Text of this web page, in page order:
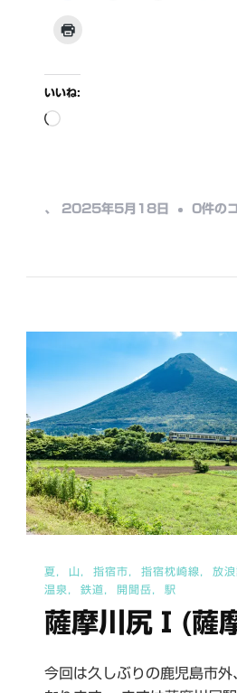
いいね:
読
中…
、 2025年5月18日 東
0件の
夏 山 指宿市 指宿枕崎線 放浪
温泉
鉄道 開聞岳 駅
薩摩川尻Ⅰ(薩
今回は久しぶりの鹿児島市外